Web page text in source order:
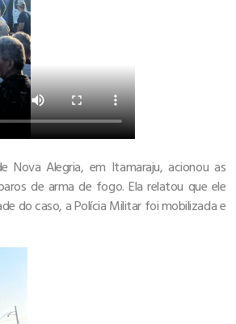
Alegria, em Itamaraju, acionou as
de arma de fogo. Ela relatou que ele
do caso, a Polícia Militar foi mobilizada e